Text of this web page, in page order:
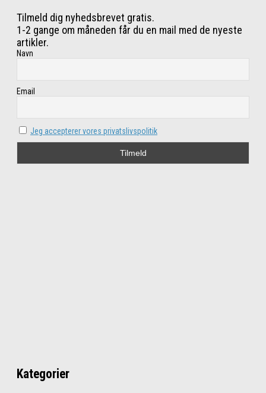
Tilmeld dig nyhedsbrevet gratis.
1-2 gange om måneden får du en mail med de nyeste
artikler.
Navn
Email
Jeg accepterer vores privatslivspolitik
Kategorier